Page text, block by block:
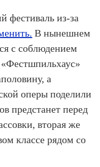
фестиваль из-за
В нынешнем
с соблюдением
«Фестшпильхаус»
а
оперы поделили
предстанет перед
вторая же
классе рядом со